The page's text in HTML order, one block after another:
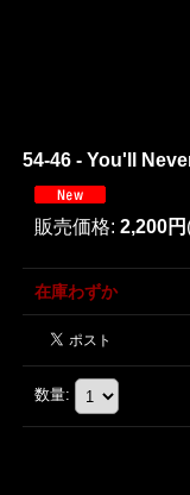
54-46 - You'll
販売価格: 2,200円
在庫わずか
数量: